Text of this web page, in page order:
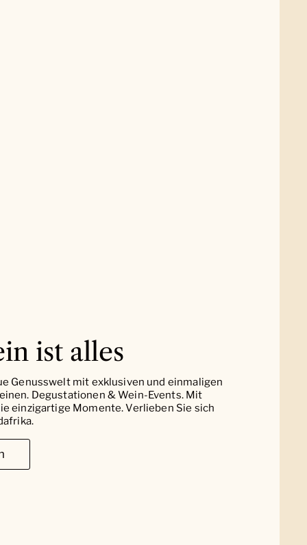
ist alles
Genusswelt mit exklusiven und einmaligen
Degustationen & Wein-Events. Mit
einzigartige Momente. Verlieben Sie sich